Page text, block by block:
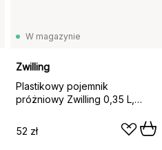
W magazynie
Zwilling
Plastikowy pojemnik
próżniowy Zwilling 0,35 L,
52 zł